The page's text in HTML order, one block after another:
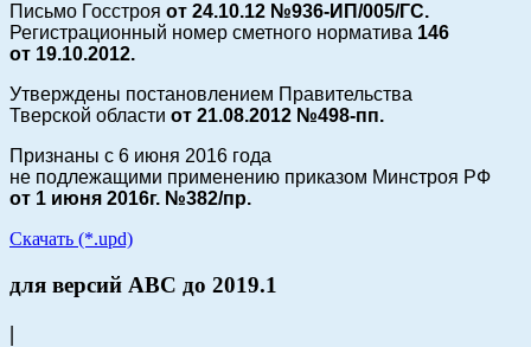
Письмо Госстроя от 24.10.12 №936-ИП/005/ГС.
Регистрационный номер сметного норматива 146
от 19.10.2012.
Утверждены постановлением Правительства
Тверской области от 21.08.2012 №498-пп.
Признаны с 6 июня 2016 года
не подлежащими применению приказом Минстроя РФ
от 1 июня 2016г. №382/пр.
Скачать (*.upd)
для версий АВС до 2019.1
|